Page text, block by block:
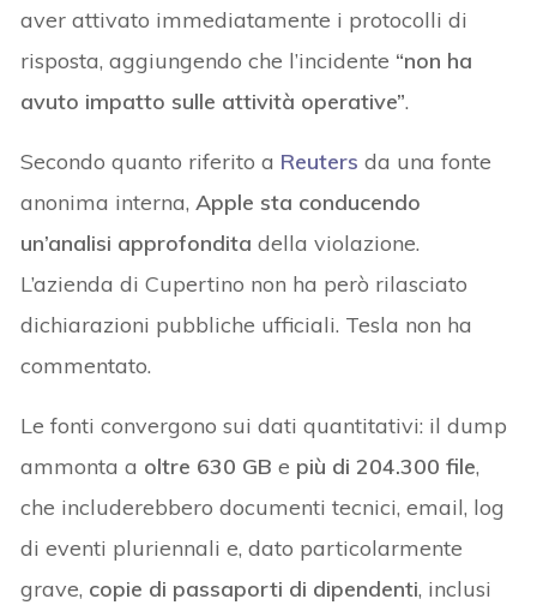
aver attivato immediatamente i protocolli di
risposta, aggiungendo che l’incidente “non ha
avuto impatto sulle attività operative”.
Secondo quanto riferito a Reuters da una fonte
anonima interna,Apple sta conducendo
un’analisi approfondita della violazione.
L’azienda di Cupertino non ha però rilasciato
dichiarazioni pubbliche ufficiali. Tesla non ha
commentato.
Le fonti convergono sui dati quantitativi: il dump
ammonta a oltre 630 GB e più di 204.300 file,
che includerebbero documenti tecnici, email, log
di eventi pluriennali e, dato particolarmente
grave, copie di passaporti di dipendenti, inclusi